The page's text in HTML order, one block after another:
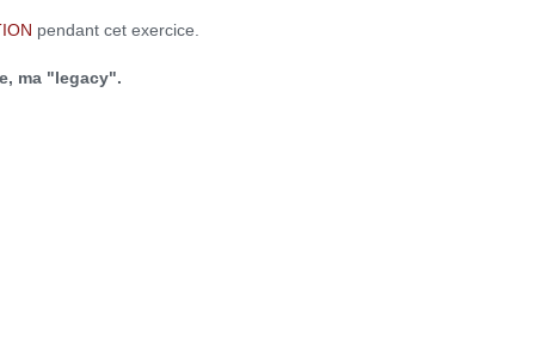
pendant cet exercice.
ma "legacy".